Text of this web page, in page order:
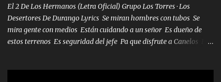
mueven solo por el interés P...
El 2 De Los Hermanos (Letra Oficial) Grupo Los Torres · Los
Desertores De Durango Lyrics Se miran hombres con tubos Se
mira gente con medios Están cuidando a un señor Es dueño de
estos terrenos Es seguridad del jefe Pa que disfrute a Canelos Es